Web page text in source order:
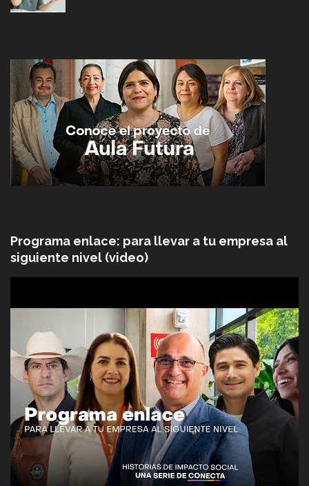
Programa enlace: para llevar a tu empresa al
siguiente nivel (video)